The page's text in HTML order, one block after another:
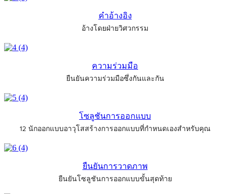
คำอ้างอิง
อ้างโดยฝ่ายวิศวกรรม
ความร่วมมือ
ยืนยันความร่วมมือซึ่งกันและกัน
โซลูชันการออกแบบ
12 นักออกแบบอาวุโสสร้างการออกแบบที่กำหนดเองสำหรับคุณ
ยืนยันการวาดภาพ
ยืนยันโซลูชันการออกแบบขั้นสุดท้าย